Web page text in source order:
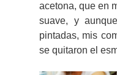
acetona, que en
suave, y
pintadas, mis
se quitaron el